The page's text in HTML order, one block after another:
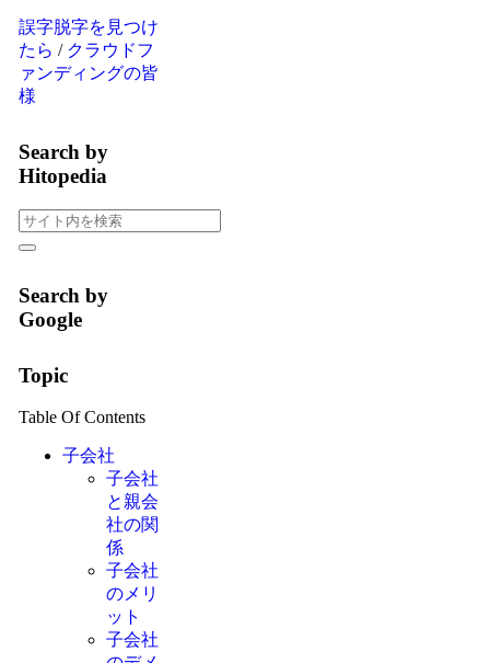
誤字脱字を見つけ
たら / クラウドフ
ァンディングの皆
様
Search by
Hitopedia
Search by
Google
Topic
Table Of Contents
子会社
子会社
と親会
社の関
係
子会社
のメリ
ット
子会社